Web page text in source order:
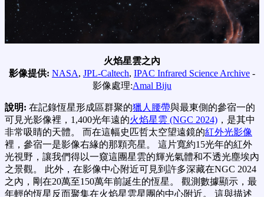
火焰星雲之內
影像提供: NASA, JPL-Caltech, IPAC Infrared Science Archive -
影像處理:Amal Biju
說明: 在記錄恆星形成區群聚的獵人腰帶與最東側的參宿一的
可見光影像裡，1,400光年遠的火焰星雲 (NGC 2024) ，是其中
非常吸睛的天體。 而在這幅史匹哲太空望遠鏡的紅外光影像
裡，參宿一是影像右緣的那顆亮星。 這片寬約15光年的紅外
光視野，讓我們得以一窺這團星雲的輝光氣體和不透光塵埃內
之景觀。 此外，在影像中心附近可見到許多深藏在NGC 2024
之內，剛在20萬至150萬年前誕生的恆星。 觀測數據顯示，最
年輕的恆星反而聚集在火焰星雲星團的中心附近。 這與描述